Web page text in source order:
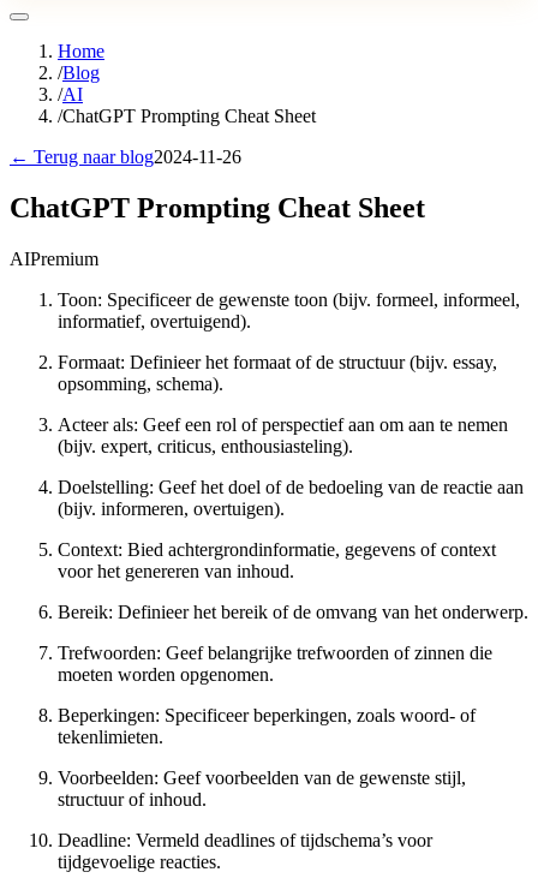
Home
/Blog
/AI
/ChatGPT Prompting Cheat Sheet
← Terug naar blog2024-11-26
ChatGPT Prompting Cheat Sheet
AIPremium
Toon: Specificeer de gewenste toon (bijv. formeel, informeel,
informatief, overtuigend).
Formaat: Definieer het formaat of de structuur (bijv. essay,
opsomming, schema).
Acteer als: Geef een rol of perspectief aan om aan te nemen
(bijv. expert, criticus, enthousiasteling).
Doelstelling: Geef het doel of de bedoeling van de reactie aan
(bijv. informeren, overtuigen).
Context: Bied achtergrondinformatie, gegevens of context
voor het genereren van inhoud.
Bereik: Definieer het bereik of de omvang van het onderwerp.
Trefwoorden: Geef belangrijke trefwoorden of zinnen die
moeten worden opgenomen.
Beperkingen: Specificeer beperkingen, zoals woord- of
tekenlimieten.
Voorbeelden: Geef voorbeelden van de gewenste stijl,
structuur of inhoud.
Deadline: Vermeld deadlines of tijdschema’s voor
tijdgevoelige reacties.